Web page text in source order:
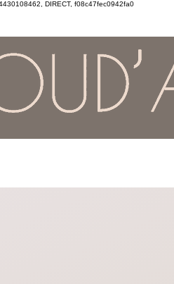
DIRECT, f08c47fec0942fa0